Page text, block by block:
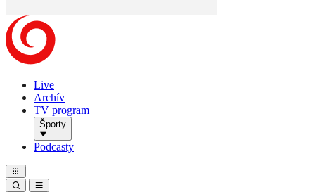
Live
Archív
TV program
Športy
Podcasty